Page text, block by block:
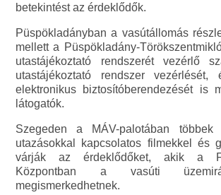
betekintést az érdeklődők.
Püspökladányban a vasútállomás
mellett a Püspökladány-
utastájékoztató rendszerét vezérlő
utastájékoztató rendszer
elektronikus biztosítóberendezését is
látogatók.
Szegeden a MÁV-palotában többek
utazásokkal kapcsolatos filmekkel és
várják az érdeklődőket, akik a
Központban a vasúti
megismerkedhetnek.